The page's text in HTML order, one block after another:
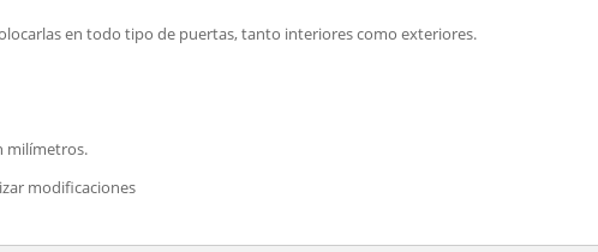
en todo tipo de puertas, tanto interiores como exteriores.
milímetros.
modificaciones